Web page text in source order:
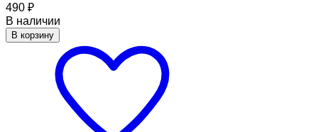
490 ₽
В наличии
В корзину